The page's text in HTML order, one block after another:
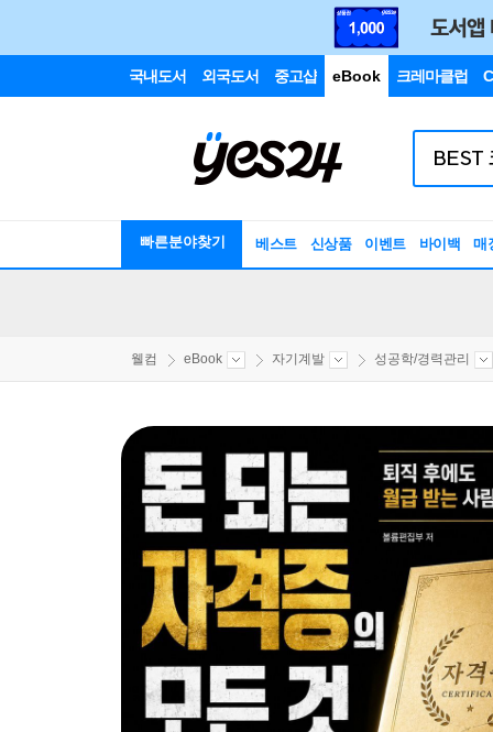
국내도서 외국도서 중고샵 eBook 크레마클럽
빠른분야찾기 베스트 신상품 이벤트 바이백 매
웰컴 eBook 자기계발 성공학/경력관리